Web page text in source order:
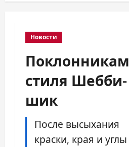
Новости
Поклонникам
стиля Шебби-
шик
После высыхания
краски, края и углы